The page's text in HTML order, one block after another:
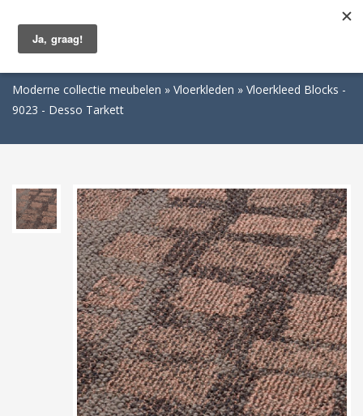
Moderne collectie meubelen Vloerkleden
Vloerkleed Blocks -
9023 - Desso Tarkett